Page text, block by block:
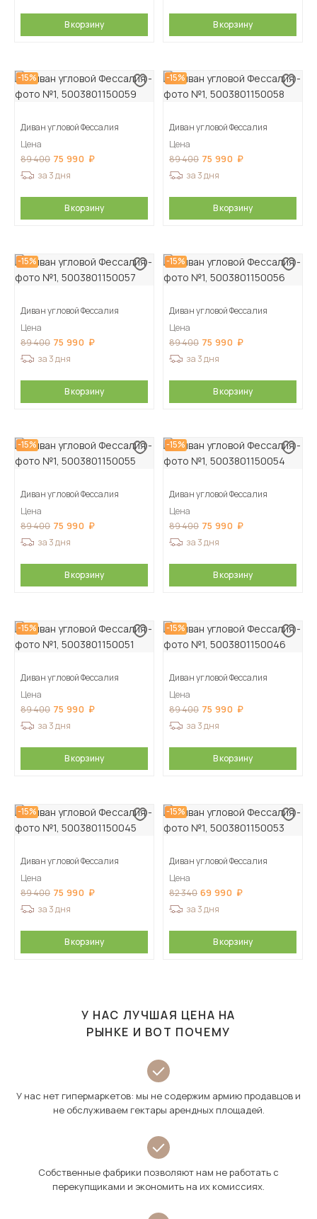
В корзину В корзину
-15%
Диван угловой Фессалия
Цена
89 400 75 990
за 3 дня
В корзину
-15%
Диван угловой Фессалия
Цена
89 400 75 990
за 3 дня
В корзину
-15%
Диван угловой Фессалия
Цена
89 400 75 990
за 3 дня
В корзину
-15%
Диван угловой Фессалия
Цена
89 400 75 990
за 3 дня
В корзину
-15%
Диван угловой Фессалия
Цена
89 400 75 990
за 3 дня
В корзину
-15%
Диван угловой Фессалия
Цена
89 400 75 990
за 3 дня
В корзину
-15%
Диван угловой Фессалия
Цена
89 400 75 990
за 3 дня
В корзину
-15%
Диван угловой Фессалия
Цена
89 400 75 990
за 3 дня
В корзину
-15%
Диван угловой Фессалия
Цена
89 400 75 990
за 3 дня
В корзину
-15%
Диван угловой Фессалия
Цена
82 340 69 990
за 3 дня
В корзину
У НАС ЛУЧШАЯ ЦЕНА НА
РЫНКЕ И ВОТ ПОЧЕМУ
У нас нет гипермаркетов: мы не содержим армию продавцов и
не обслуживаем гектары арендных площадей.
Собственные фабрики позволяют нам не работать с
перекупщиками и экономить на их комиссиях.